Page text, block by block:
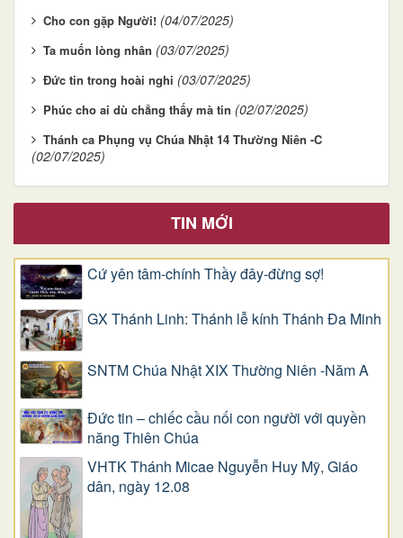
Cho con gặp Người! (04/07/2025)
Ta muốn lòng nhân (03/07/2025)
Đức tin trong hoài nghi (03/07/2025)
Phúc cho ai dù chẳng thấy mà tin (02/07/2025)
Thánh ca Phụng vụ Chúa Nhật 14 Thường Niên -C
(02/07/2025)
TIN MỚI
Cứ yên tâm-chính Thầy đây-đừng sợ!
GX Thánh Linh: Thánh lễ kính Thánh Đa Minh
SNTM Chúa Nhật XIX Thường Niên -Năm A
Đức tin – chiếc cầu nối con người với quyền
năng Thiên Chúa
VHTK Thánh Micae Nguyễn Huy Mỹ, Giáo
dân, ngày 12.08